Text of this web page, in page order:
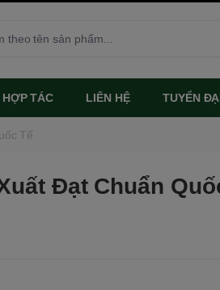
HỢP TÁC LIÊN HỆ TUYỂN
Tế
Đạt Chuẩn